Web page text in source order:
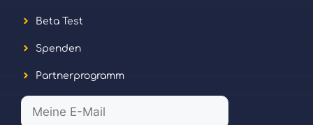
Beta Test
Spenden
Partnerprogramm